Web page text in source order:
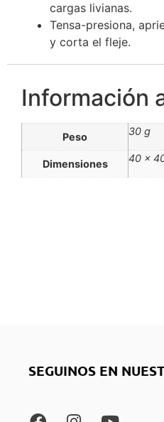
cargas livianas.
Tensa-presiona,
y corta el fleje.
Información
Peso 30 g
Dimensiones 40 ×
SEGUINOS EN